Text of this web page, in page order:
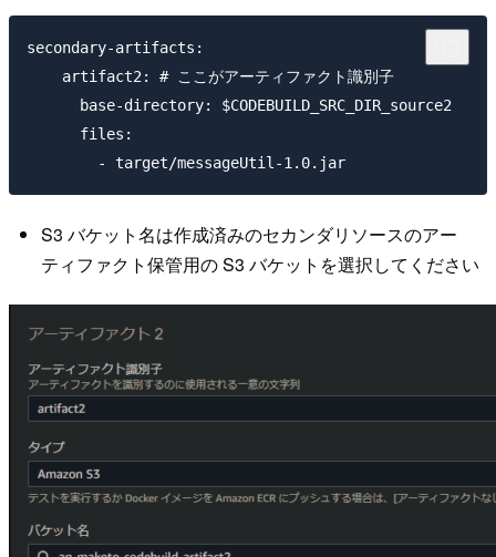
secondary-artifacts:
    artifact2: # ここがアーティファクト識別子
      base-directory: $CODEBUILD_SRC_DIR_source2
      files:
S3 バケット名は作成済みのセカンダリソースのアー
ティファクト保管用の S3 バケットを選択してください